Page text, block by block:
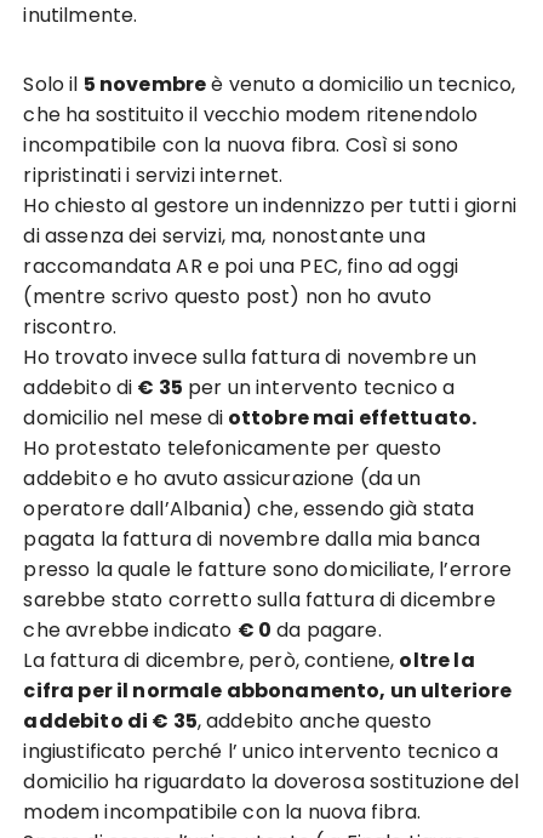
inutilmente.
Solo il 5 novembreè venuto a domicilio un tecnico,
che ha sostituito il vecchio modem ritenendolo
incompatibile con la nuova fibra. Così si sono
ripristinati i servizi internet.
Ho chiesto al gestore un indennizzo per tutti i giorni
di assenza dei servizi, ma, nonostante una
raccomandata AR e poi una PEC, fino ad oggi
(mentre scrivo questo post) non ho avuto
riscontro.
Ho trovato invece sulla fattura di novembre un
addebito di € 35 per un intervento tecnico a
domicilio nel mese di ottobre mai effettuato.
Ho protestato telefonicamente per questo
addebito e ho avuto assicurazione (da un
operatore dall’Albania) che, essendo già stata
pagata la fattura di novembre dalla mia banca
presso la quale le fatture sono domiciliate, l’errore
sarebbe stato corretto sulla fattura di dicembre
che avrebbe indicato € 0 da pagare.
La fattura di dicembre, però, contiene, oltre la
cifra per il normale abbonamento, un ulteriore
addebito di € 35, addebito anche questo
ingiustificato perché l’ unico intervento tecnico a
domicilio ha riguardato la doverosa sostituzione del
modem incompatibile con la nuova fibra.